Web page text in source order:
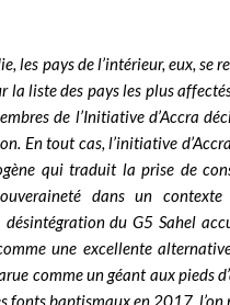
les pays de l’intérieur, eux, se
la liste des pays les plus
de l’Initiative d’Accra
En tout cas, l’initiative
qui traduit la prise de
dans un
du G5 Sahel
une excellente
comme un géant aux pieds
fonts baptismaux en 2017,